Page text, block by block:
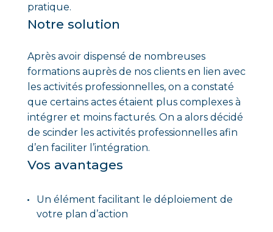
pratique.
Notre solution
Après avoir dispensé de nombreuses
formations auprès de nos clients en lien avec
les activités professionnelles, on a constaté
que certains actes étaient plus complexes à
intégrer et moins facturés. On a alors décidé
de scinder les activités professionnelles afin
d’en faciliter l’intégration.
Vos avantages
Un élément facilitant le déploiement de
votre plan d’action